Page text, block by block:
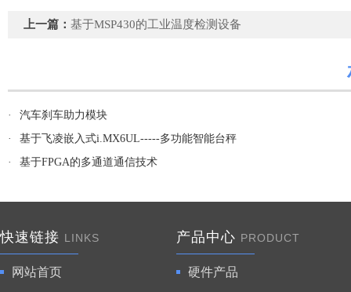
上一篇： 基于MSP430的工业温度检测设备
·
汽车刹车助力模块
·
基于飞凌嵌入式i.MX6UL-----多功能智能台秤
·
基于FPGA的多通道通信技术
快速链接 LINKS
网站首页
产品中心 PRODUCT
硬件产品